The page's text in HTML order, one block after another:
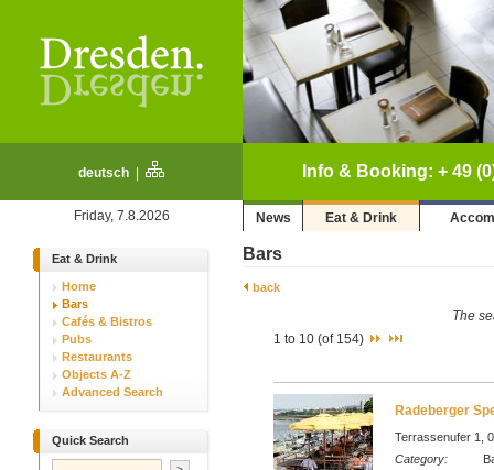
deutsch Info & Booking: + 49
Friday, 7.8.2026 News Eat & Drink
Eat & Drink
Home
Bars
Cafés & Bistros
Pubs
Restaurants
Objects A-Z
Advanced Search
Quick Search
Bars
back
The
1 to 10 (of 154)
Radeberger
Terrassenufer 1,
Category: